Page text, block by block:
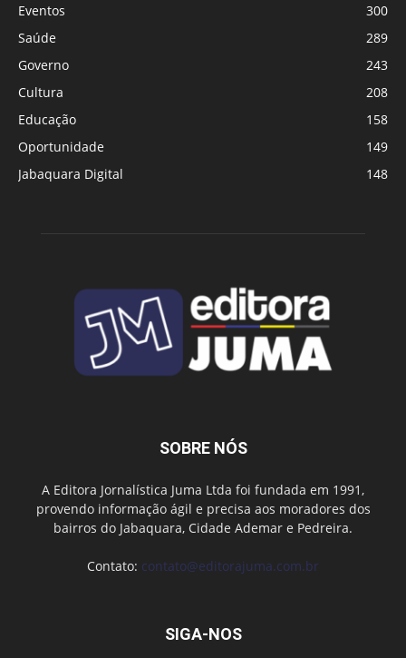
Eventos
300
Saúde
289
Governo
243
Cultura
208
Educação
158
Oportunidade
149
Jabaquara Digital
148
SOBRE NÓS
A Editora Jornalística Juma Ltda foi fundada em 1991,
provendo informação ágil e precisa aos moradores dos
bairros do Jabaquara, Cidade Ademar e Pedreira.
Contato: contato@editorajuma.com.br
SIGA-NOS